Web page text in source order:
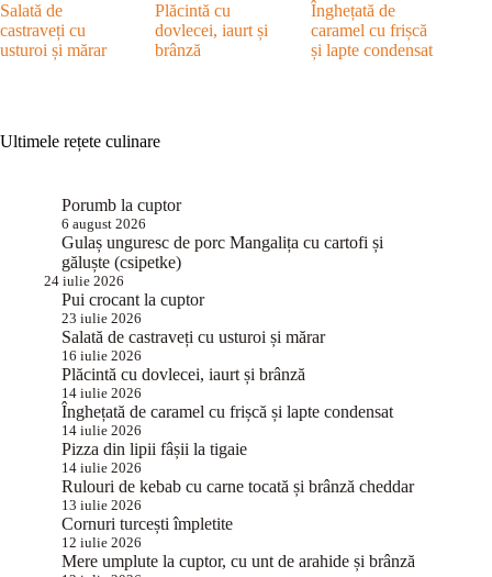
Salată de
castraveți cu
usturoi și mărar
Plăcintă cu
dovlecei, iaurt și
brânză
Înghețată de
caramel cu frișcă
și lapte condensat
Ultimele rețete culinare
Porumb la cuptor
6 august 2026
Gulaș unguresc de porc Mangalița cu cartofi și
găluște (csipetke)
24 iulie 2026
Pui crocant la cuptor
23 iulie 2026
Salată de castraveți cu usturoi și mărar
16 iulie 2026
Plăcintă cu dovlecei, iaurt și brânză
14 iulie 2026
Înghețată de caramel cu frișcă și lapte condensat
14 iulie 2026
Pizza din lipii fâșii la tigaie
14 iulie 2026
Rulouri de kebab cu carne tocată și brânză cheddar
13 iulie 2026
Cornuri turcești împletite
12 iulie 2026
Mere umplute la cuptor, cu unt de arahide și brânză